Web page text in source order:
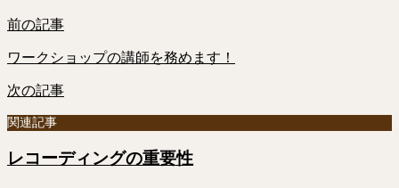
前の記事
ワークショップの講師を務めます！
次の記事
関連記事
レコーディングの重要性